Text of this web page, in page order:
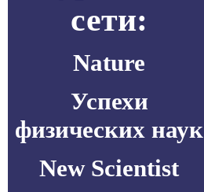
сети:
Nature
Успехи
физических наук
New Scientist